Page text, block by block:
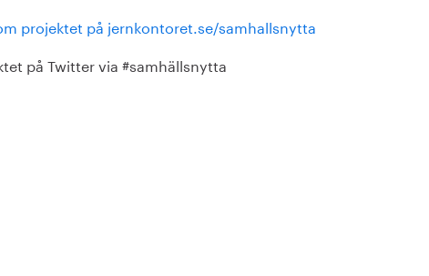
projektet på jernkontoret.se/samhallsnytta
på Twitter via #samhällsnytta